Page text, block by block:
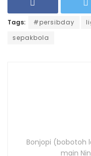
Tags: #persibday
sepakbola
Bonjopi (bobotoh
main